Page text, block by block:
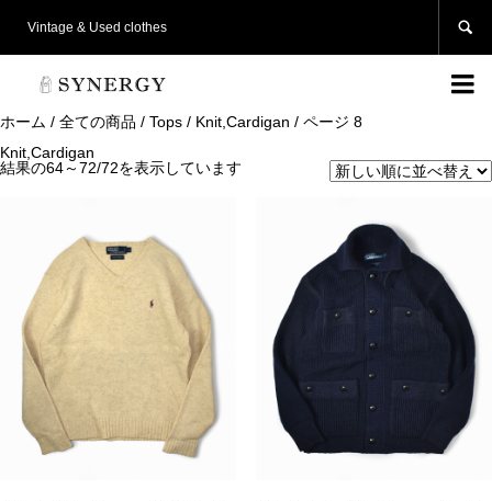
Vintage & Used clothes 

ホーム / 全ての商品 / Tops / Knit,Cardigan / ページ 8
Knit,Cardigan
結果の64～72/72を表示しています